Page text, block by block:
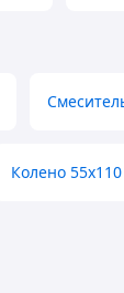
Колено 55х110